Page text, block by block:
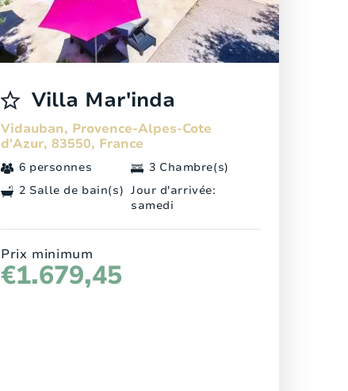
Villa Mar'inda
Vidauban, Provence-Alpes-Cote
d'Azur, 83550, France
6 personnes
3 Chambre(s)
2 Salle de bain(s) Jour d'arrivée:
samedi
Prix minimum
€1.679,45